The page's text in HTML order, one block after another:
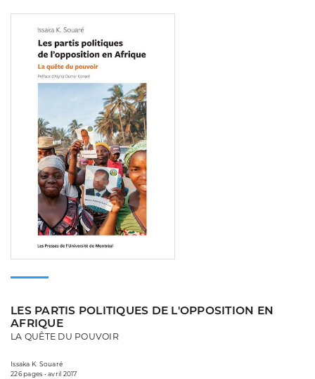
LES PARTIS POLITIQUES DE L'OPPOSITION EN
AFRIQUE
LA QUÊTE DU POUVOIR
Issaka K. Souaré
226 pages • avril 2017